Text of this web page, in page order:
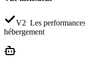
V2 Les
hébergement